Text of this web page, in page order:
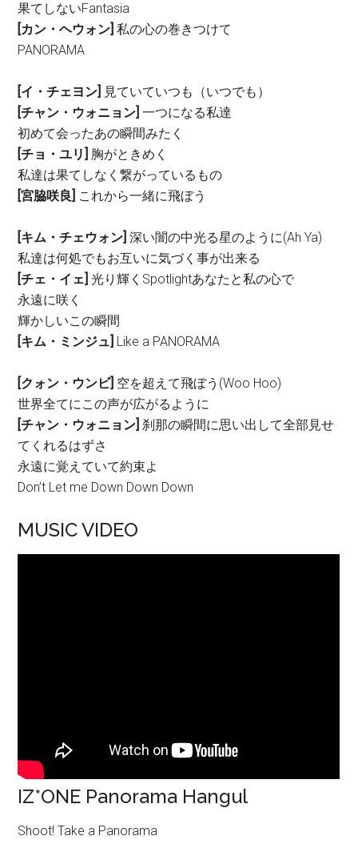
果てしないFantasia
[カン・ヘウォン] 私の心の巻きつけて
PANORAMA
[イ・チェヨン] 見ていていつも（いつでも）
[チャン・ウォニョン] 一つになる私達
初めて会ったあの瞬間みたく
[チョ・ユリ]
胸がときめく
私達は果てしなく繋がっているもの
[宮脇咲良] これから一緒に飛ぼう
[キム・チェウォン] 深い闇の中光る星のように(Ah Ya)
私達は何処でもお互いに気づく事が出来る
[チェ・イェ]光り輝くSpotlightあなたと私の心で
永遠に咲く
輝かしいこの瞬間
[キム・ミンジュ] Like a PANORAMA
[クォン・ウンビ] 空を超えて飛ぼう(Woo Hoo)
世界全てにこの声が広がるように
[チャン・ウォニョン]刹那の瞬間に思い出して全部見せ
てくれるはずさ
永遠に覚えていて約束よ
Don’t Let me Down Down Down
MUSIC VIDEO
IZ*ONE Panorama Hangul
Shoot! Take a Panorama